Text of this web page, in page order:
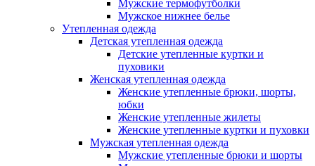
Мужские термофутболки
Мужское нижнее белье
Утепленная одежда
Детская утепленная одежда
Детские утепленные куртки и
пуховики
Женская утепленная одежда
Женские утепленные брюки, шорты,
юбки
Женские утепленные жилеты
Женские утепленные куртки и пуховки
Мужская утепленная одежда
Мужские утепленные брюки и шорты